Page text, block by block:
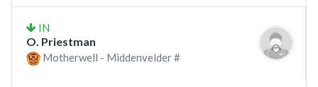
IN
O. Priestman
Motherwell - Middenvelder #